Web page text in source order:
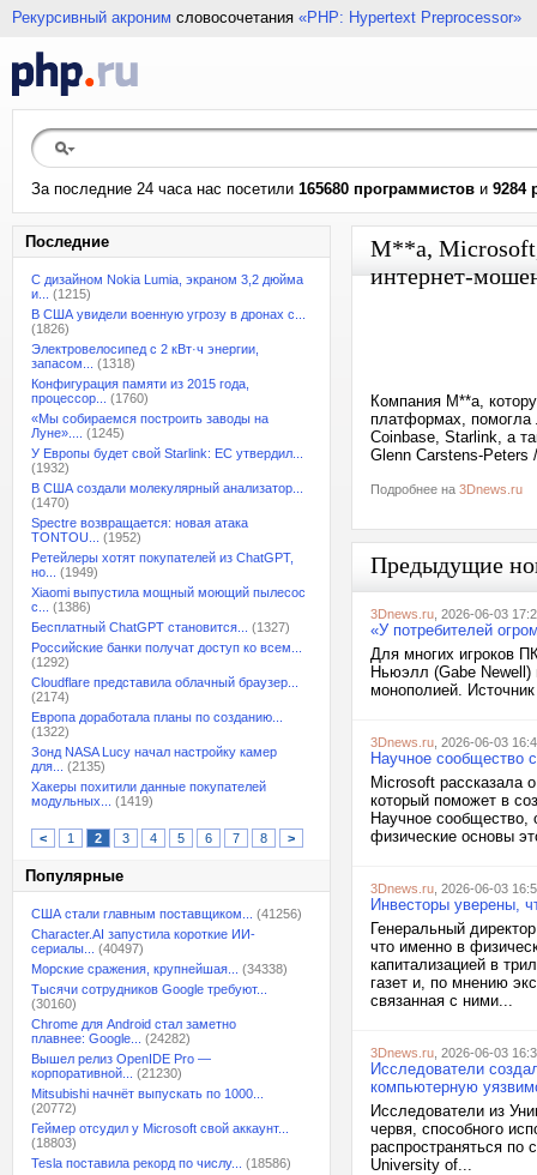
Рекурсивный акроним словосочетания «PHP: Hypertext Preprocessor»
За последние 24 часа нас посетили 165680 программистов и 9284
Последние
С дизайном Nokia Lumia, экраном 3,2 дюйма
и...
(1215)
В США увидели военную угрозу в дронах с...
(1826)
Электровелосипед с 2 кВт·ч энергии,
запасом...
(1318)
Конфигурация памяти из 2015 года,
процессор...
(1760)
«Мы собираемся построить заводы на
Луне»....
(1245)
У Европы будет свой Starlink: ЕС утвердил...
(1932)
В США создали молекулярный анализатор...
(1470)
Spectre возвращается: новая атака
TONTOU...
(1952)
Ретейлеры хотят покупателей из ChatGPT,
но...
(1949)
Xiaomi выпустила мощный моющий пылесос
с...
(1386)
Бесплатный ChatGPT становится...
(1327)
Российские банки получат доступ ко всем...
(1292)
Cloudflare представила облачный браузер...
(2174)
Европа доработала планы по созданию...
(1322)
Зонд NASA Lucy начал настройку камер
для...
(2135)
Хакеры похитили данные покупателей
модульных...
(1419)
< 1 2 3 4 5 6 7 8 >
Популярные
США стали главным поставщиком...
(41256)
Character.AI запустила короткие ИИ-
сериалы...
(40497)
Морские сражения, крупнейшая...
(34338)
Тысячи сотрудников Google требуют...
(30160)
Chrome для Android стал заметно
плавнее: Google...
(24282)
Вышел релиз OpenIDE Pro —
корпоративной...
(21230)
Mitsubishi начнёт выпускать по 1000...
(20772)
Геймер отсудил у Microsoft свой аккаунт...
(18803)
Tesla поставила рекорд по числу...
(18586)
M**a,
интернет-
Компания M**a,
платформах, помогла
Coinbase, Starlink, а
Glenn Carstens-Peters
Подробнее на 3Dnews.ru
Предыдущие
3Dnews.ru , 2026-06-03
«У потребителей
Для многих игроков
Ньюэлл (Gabe Newell)
монополией.
3Dnews.ru , 2026-06-03
Научное сообщество
Microsoft рассказала
который поможет в
Научное сообщество,
физические основы
3Dnews.ru , 2026-06-03
Инвесторы уверены,
Генеральный
что именно в
капитализацией в
газет и, по мнению
связанная с ними...
3Dnews.ru , 2026-06-03
Исследователи
компьютерную
Исследователи из
червя, способного
распространяться по
University of...